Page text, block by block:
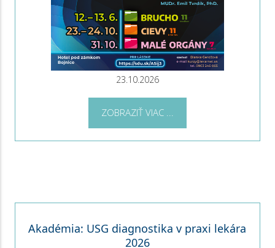
23.10.2026
ZOBRAZIŤ VIAC ...
Akadémia: USG diagnostika v praxi lekára
2026